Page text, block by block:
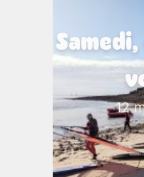
12